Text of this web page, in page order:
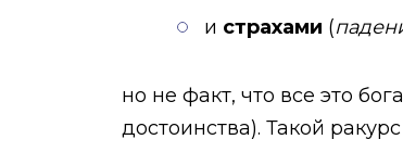
и страхами (
но не факт, что все это
достоинства). Такой